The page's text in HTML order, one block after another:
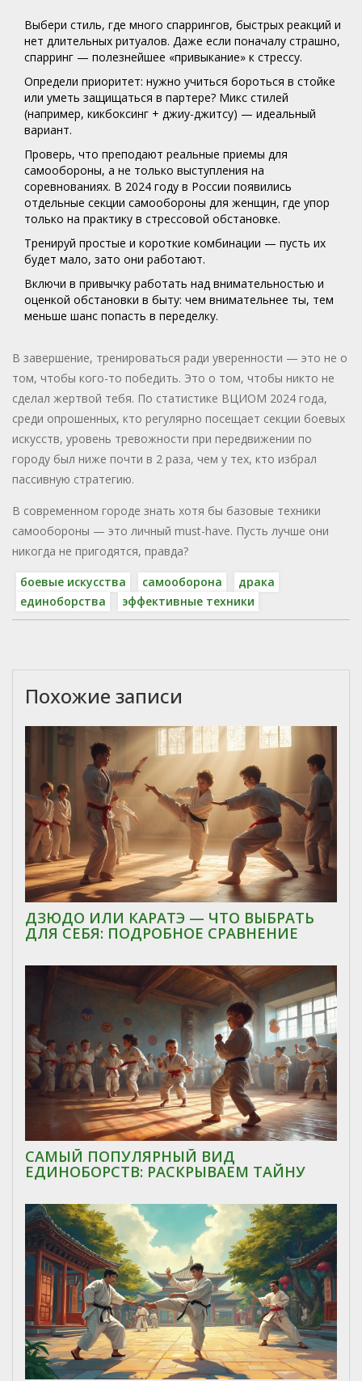
Выбери стиль, где много спаррингов, быстрых реакций и
нет длительных ритуалов. Даже если поначалу страшно,
спарринг — полезнейшее «привыкание» к стрессу.
Определи приоритет: нужно учиться бороться в стойке
или уметь защищаться в партере? Микс стилей
(например, кикбоксинг + джиу-джитсу) — идеальный
вариант.
Проверь, что преподают реальные приемы для
самообороны, а не только выступления на
соревнованиях. В 2024 году в России появились
отдельные секции самообороны для женщин, где упор
только на практику в стрессовой обстановке.
Тренируй простые и короткие комбинации — пусть их
будет мало, зато они работают.
Включи в привычку работать над внимательностью и
оценкой обстановки в быту: чем внимательнее ты, тем
меньше шанс попасть в переделку.
В завершение, тренироваться ради уверенности — это не о
том, чтобы кого-то победить. Это о том, чтобы никто не
сделал жертвой тебя. По статистике ВЦИОМ 2024 года,
среди опрошенных, кто регулярно посещает секции боевых
искусств, уровень тревожности при передвижении по
городу был ниже почти в 2 раза, чем у тех, кто избрал
пассивную стратегию.
В современном городе знать хотя бы базовые техники
самообороны — это личный must-have. Пусть лучше они
никогда не пригодятся, правда?
боевые искусства
самооборона
драка
единоборства
эффективные техники
Похожие записи
ДЗЮДО ИЛИ КАРАТЭ — ЧТО ВЫБРАТЬ
ДЛЯ СЕБЯ: ПОДРОБНОЕ СРАВНЕНИЕ
САМЫЙ ПОПУЛЯРНЫЙ ВИД
ЕДИНОБОРСТВ: РАСКРЫВАЕМ ТАЙНУ